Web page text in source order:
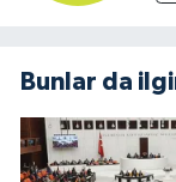
Bunlar da